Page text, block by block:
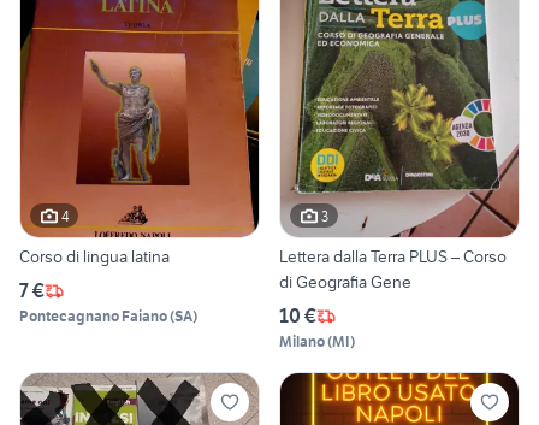
4
Corso di lingua latina
7 €
Pontecagnano Faiano(SA)
3
Lettera dalla Terra PLUS – Corso
di Geografia Gene
10 €
Milano(MI)